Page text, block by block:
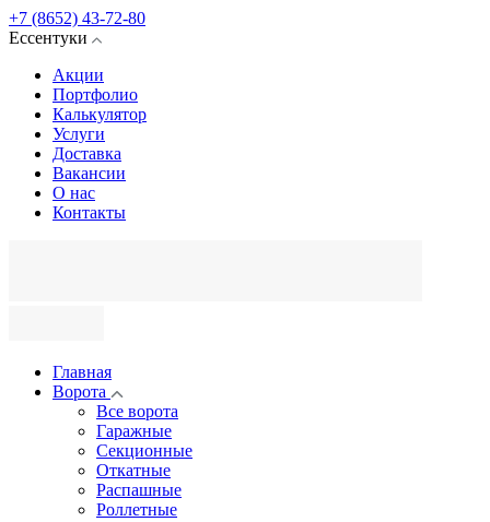
+7 (8652) 43-72-80
Ессентуки
Акции
Портфолио
Калькулятор
Услуги
Доставка
Вакансии
О нас
Контакты
Главная
Ворота
Все ворота
Гаражные
Секционные
Откатные
Распашные
Роллетные